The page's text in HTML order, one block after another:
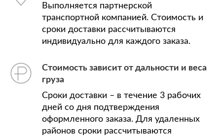
Выполняется партнерской
транспортной компанией. Стоимость и
сроки доставки рассчитываются
индивидуально для каждого заказа.
Стоимость зависит от дальности и веса
груза
Сроки доставки – в течение 3 рабочих
дней со дня подтверждения
оформленного заказа. Для удаленных
районов сроки рассчитываются